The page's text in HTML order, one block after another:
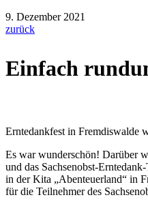
9. Dezember 2021
zurück
Einfach
Erntedankfest in Fremdiswalde
Es war wunderschön! Darüber
und das Sachsenobst-
in der Kita „Abenteuerland“ in
für die Teilnehmer des